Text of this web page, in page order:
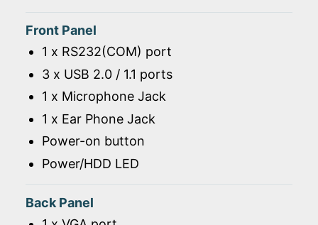
Front Panel
1 x RS232(COM) port
3 x USB 2.0 / 1.1 ports
1 x Microphone Jack
1 x Ear Phone Jack
Power-on button
Power/HDD LED
Back Panel